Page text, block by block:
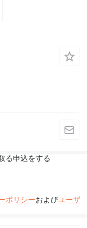
る申込をする
ポリシーおよびユーザ